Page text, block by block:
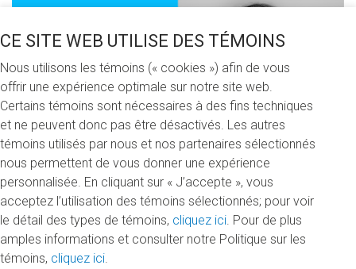
CE SITE WEB UTILISE DES TÉMOINS
Nous utilisons les témoins (« cookies ») afin de vous
offrir une expérience optimale sur notre site web.
Certains témoins sont nécessaires à des fins techniques
et ne peuvent donc pas être désactivés. Les autres
témoins utilisés par nous et nos partenaires sélectionnés
nous permettent de vous donner une expérience
personnalisée. En cliquant sur « J’accepte », vous
acceptez l’utilisation des témoins sélectionnés; pour voir
le détail des types de témoins, cliquez ici. Pour de plus
amples informations et consulter notre Politique sur les
témoins, cliquez ici.